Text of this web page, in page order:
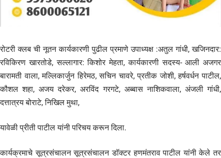
रोटरी क्लब ची नूतन कार्यकारणी पुढील प्रमाणे उपाध्यक्ष :अतुल गांधी, खजिनदार:
रविकिरण खारतोडे, सल्लागार: किशोर मेहता, कार्यकारणी सदस्य- आली अजगर
बारामती वाला, मल्लिकार्जुन हिरेमठ, सचिन चावरे, प्रतीक जोशी, हर्षवर्धन पाटील,
कौशल शहा, अजय दरेकर, अरविंद गरगटे, अब्बास नाशिकवाला, अंजली गांधी,
दत्तात्रय बोराटे, निखिल मुथा,
यावेळी प्रीती पाटील यांनी परिचय करून दिला.
कार्यक्रमाचे सूत्रसंचालन सूत्रसंचालन डॉक्टर हणमंतराव पाटील यांनी केले तर